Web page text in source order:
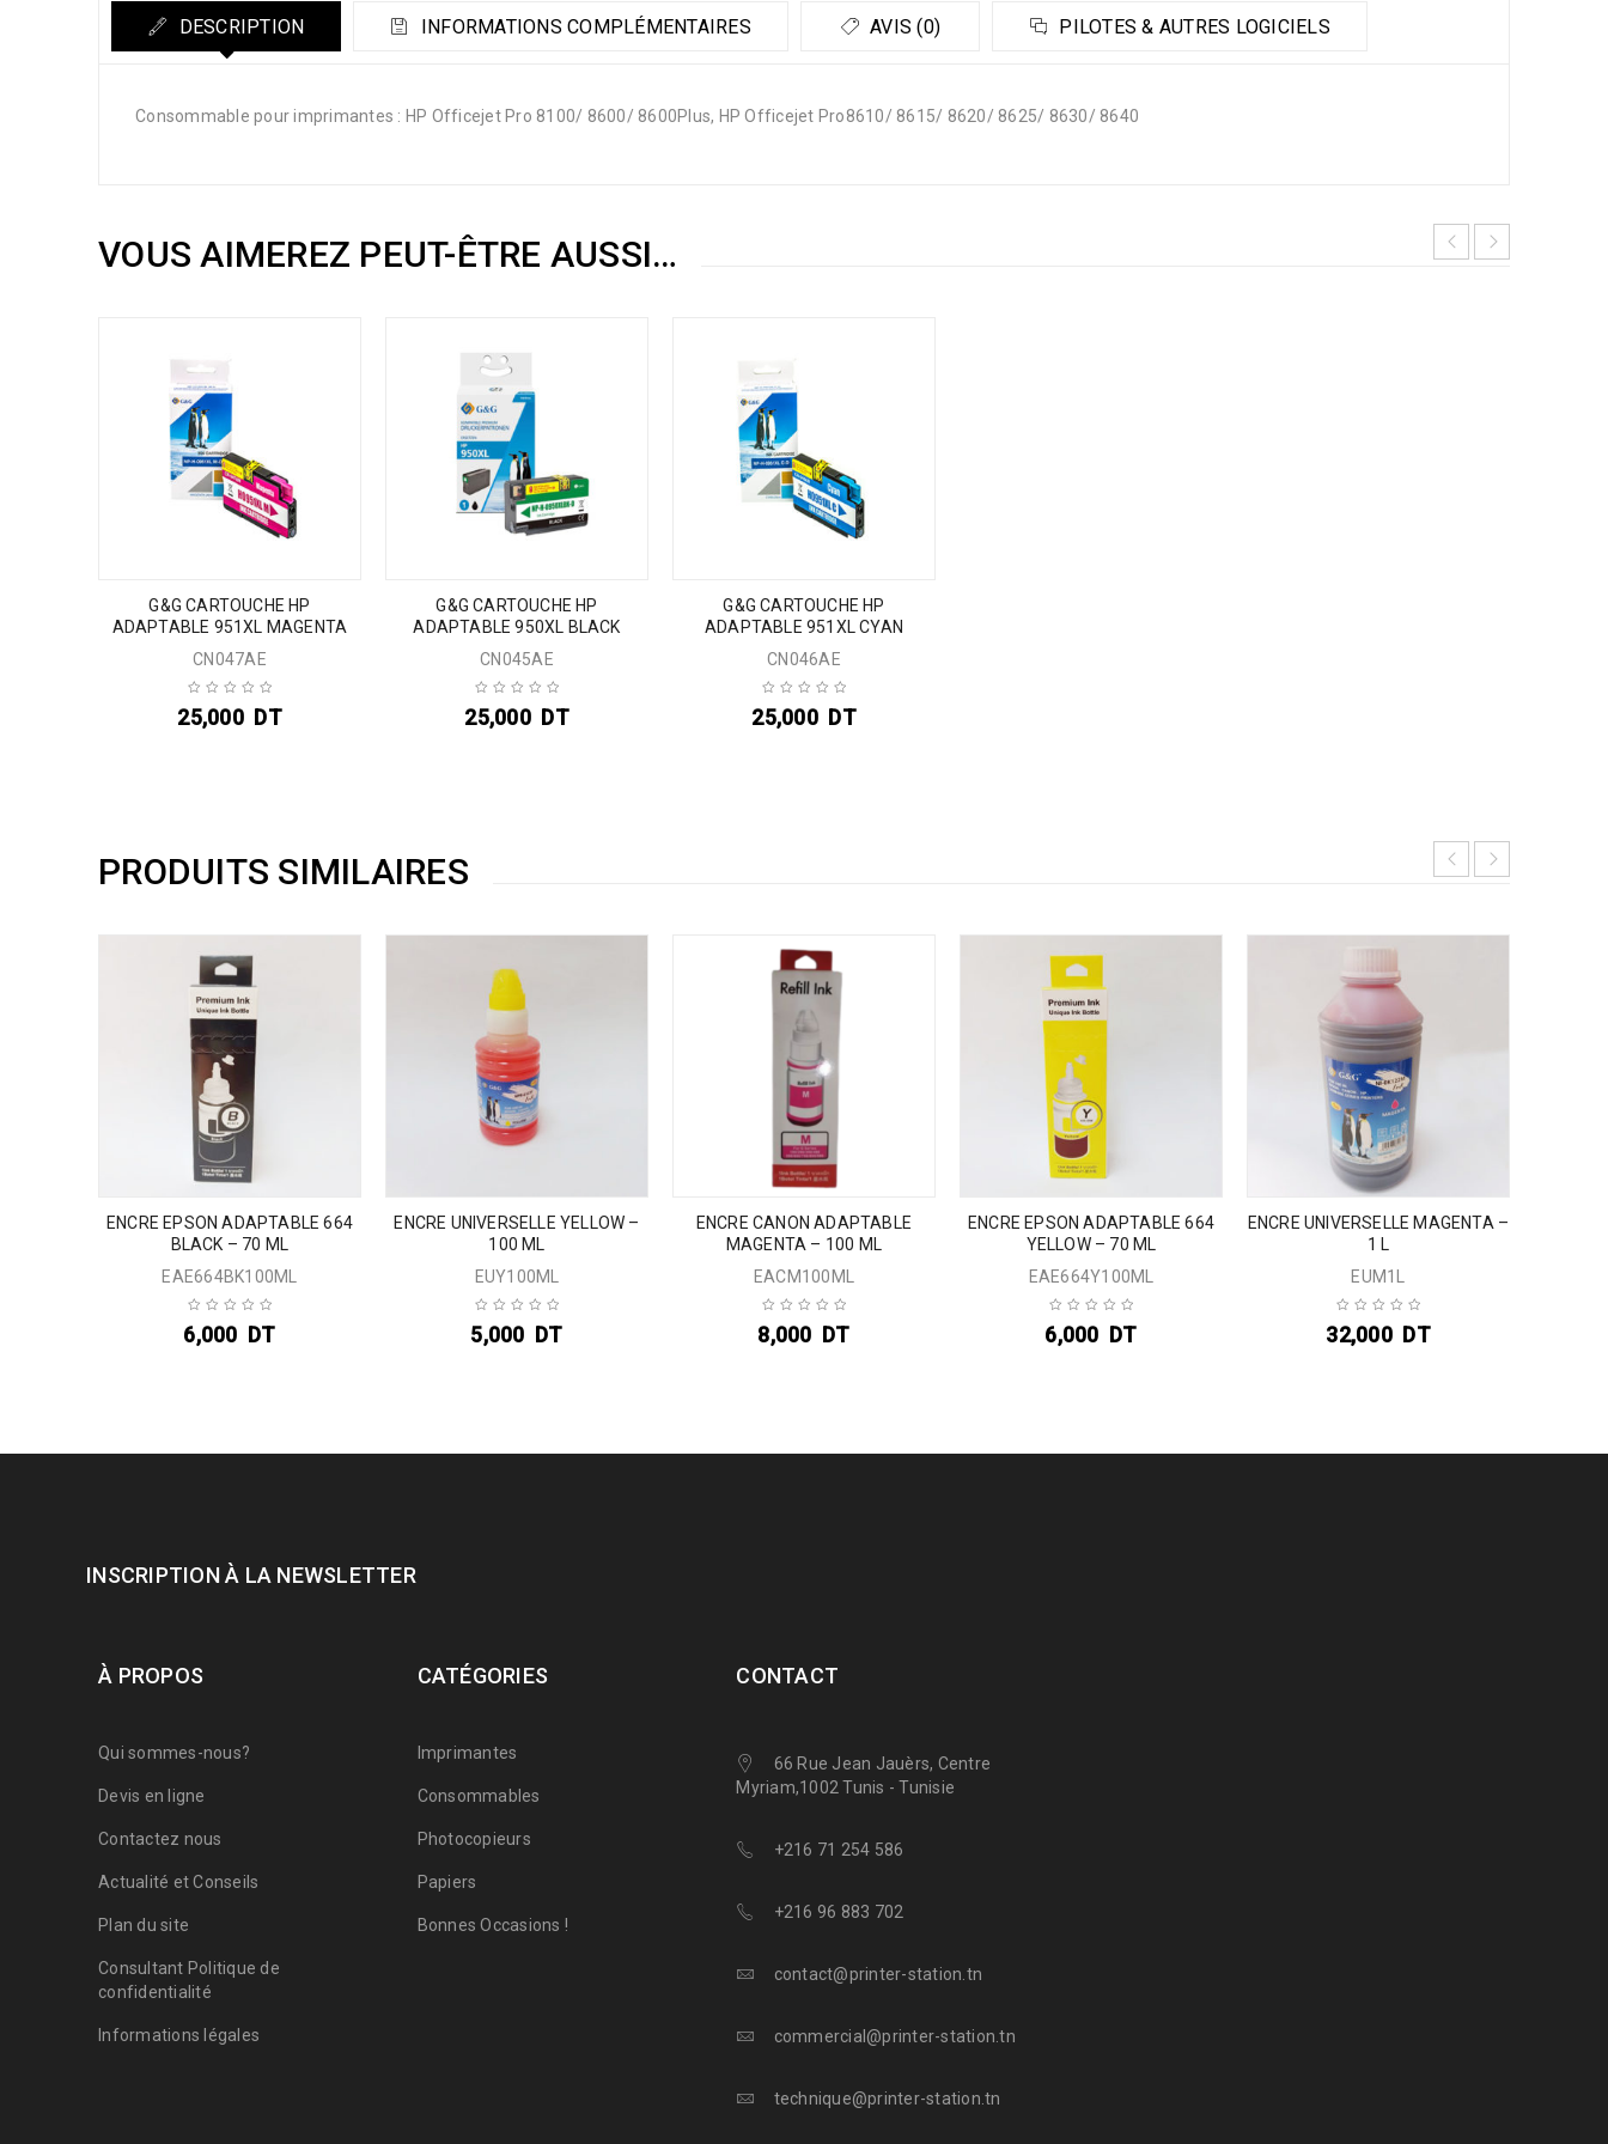
DESCRIPTION INFORMATIONS COMPLÉMENTAIRES AVIS (0) PILOTES & AUTRES LOGICIELS
Consommable pour imprimantes : HP Officejet Pro 8100/ 8600/ 8600Plus, HP Officejet Pro8610/ 8615/ 8620/ 8625/ 8630/ 8640
VOUS AIMEREZ PEUT-ÊTRE AUSSI…
G&G CARTOUCHE HP
ADAPTABLE 951XL MAGENTA
CN047AE
25,000 DT
G&G CARTOUCHE HP
ADAPTABLE 950XL BLACK
CN045AE
25,000 DT
G&G CARTOUCHE HP
ADAPTABLE 951XL CYAN
CN046AE
25,000 DT
PRODUITS SIMILAIRES
ENCRE EPSON ADAPTABLE 664
BLACK – 70 ML
EAE664BK100ML
6,000 DT
ENCRE UNIVERSELLE YELLOW –
100 ML
EUY100ML
5,000 DT
ENCRE CANON ADAPTABLE
MAGENTA – 100 ML
EACM100ML
8,000 DT
ENCRE EPSON ADAPTABLE 664
YELLOW – 70 ML
EAE664Y100ML
6,000 DT
ENCRE UNIVERSELLE MAGENTA –
1 L
EUM1L
32,000 DT
INSCRIPTION À LA NEWSLETTER
À PROPOS
Qui sommes-nous?
Devis en ligne
Contactez nous
Actualité et Conseils
Plan du site
Consultant Politique de
confidentialité
Informations légales
CATÉGORIES
Imprimantes
Consommables
Photocopieurs
Papiers
Bonnes Occasions !
CONTACT
66 Rue Jean Jauèrs, Centre
Myriam,1002 Tunis - Tunisie
+216 71 254 586
+216 96 883 702
contact@printer-station.tn
commercial@printer-station.tn
technique@printer-station.tn